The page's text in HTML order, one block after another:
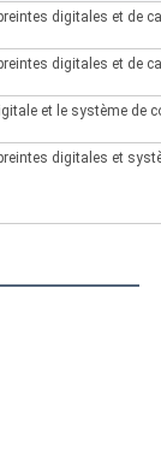
digitales et de
digitales et de
et le système de
digitales et